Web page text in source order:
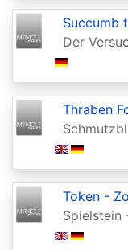
Box
Promos
Champions
of
Kamigawa
Champs
and
States
Promos
Succumb
Der
Thraben
Token -
Spielstein